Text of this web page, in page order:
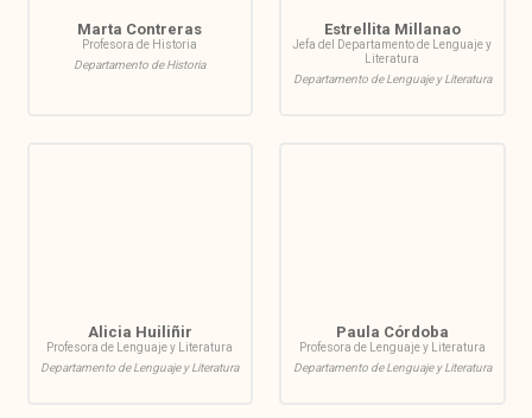
Marta Contreras
Profesora de Historia
Departamento de Historia
Estrellita Millanao
Jefa del Departamento de Lenguaje y
Literatura
Departamento de Lenguaje y Literatura
Alicia Huiliñir
Profesora de Lenguaje y Literatura
Departamento de Lenguaje y Literatura
Paula Córdoba
Profesora de Lenguaje y Literatura
Departamento de Lenguaje y Literatura